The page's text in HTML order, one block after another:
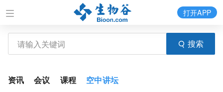
搜索
打开APP
资讯 会议 课程 空中讲坛